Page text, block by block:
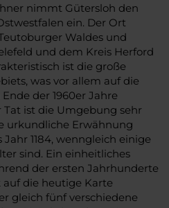
nimmt Gütersloh den
ein. Der Ort
Waldes und
und dem Kreis Herford
ist die große
was vor allem auf die
der 1960er Jahre
ist die Umgebung sehr
urkundliche Erwähnung
1184, wenngleich einige
sind. Ein einheitliches
der ersten Jahrhunderte
die heutige Karte
gleich fünf verschiedene